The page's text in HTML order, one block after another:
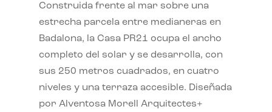
Construida frente al mar sobre una
estrecha parcela entre medianeras en
Badalona, la Casa PR21 ocupa el ancho
completo del solar y se desarrolla, con
sus 250 metros cuadrados, en cuatro
niveles y una terraza accesible. Diseñada
por Alventosa Morell Arquitectes+